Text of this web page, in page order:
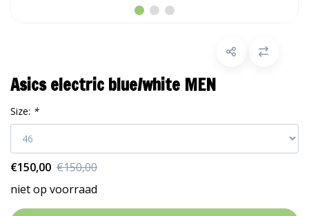
Asics electric blue/white MEN
Size: *
€150,00 €150,00
niet op voorraad